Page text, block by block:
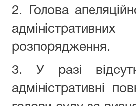
2. Голова
розпорядження.
3. У разі
адміністративні